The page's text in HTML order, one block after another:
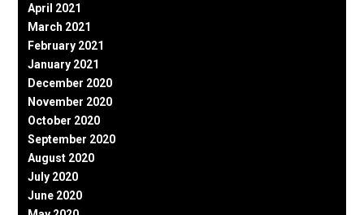
April 2021
March 2021
February 2021
January 2021
December 2020
November 2020
October 2020
September 2020
August 2020
July 2020
June 2020